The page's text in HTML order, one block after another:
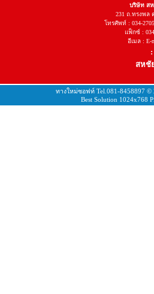
บริษัท ส
231 ถ.ทรงพล
โทรศัพท์ : 034-
แฟ็กซ์ :
อีเมล : E-
สหชั
ทางใหม่ซอฟท์ Tel.081-8458897 ©
Best Solution 1024x768